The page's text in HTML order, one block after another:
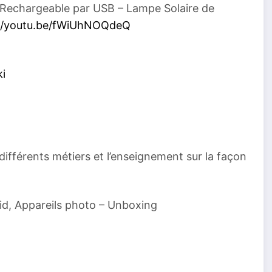
par USB – Lampe Solaire de
fWiUhNOQdeQ
métiers et l’enseignement sur la façon
Appareils photo – Unboxing